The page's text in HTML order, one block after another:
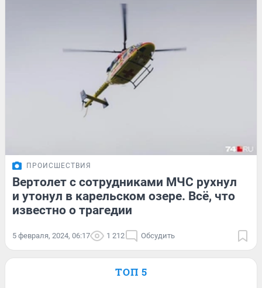
ПРОИСШЕСТВИЯ
Вертолет с сотрудниками МЧС рухнул
и утонул в карельском озере. Всё, что
известно о трагедии
5 февраля, 2024, 06:17 1 212 Обсудить
ТОП 5